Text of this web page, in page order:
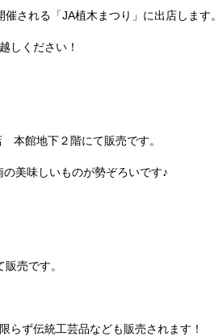
れる「JA植木まつり」に出店します。
しください！
館地下２階にて販売です。
美味しいものが勢ぞろいです♪
売です。
らず伝統工芸品なども販売されます！